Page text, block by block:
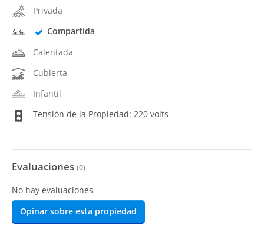
Privada
Compartida
Calentada
Cubierta
Infantil
Tensión de la Propiedad: 220 volts
Evaluaciones (0)
No hay evaluaciones
Opinar sobre esta propiedad